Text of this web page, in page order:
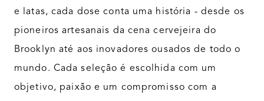
e latas, cada dose conta uma história - desde os
pioneiros artesanais da cena cervejeira do
Brooklyn até aos inovadores ousados de todo o
mundo. Cada seleção é escolhida com um
objetivo, paixão e um compromisso com a